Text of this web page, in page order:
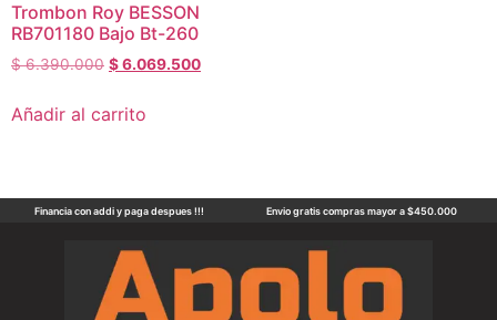
Trombon Roy BESSON
RB701180 Bajo Bt-260
$6.390.000 $6.069.500
Añadir al carrito
Financia con addi y paga despues !!! Envio gratis compras mayor a $450.000